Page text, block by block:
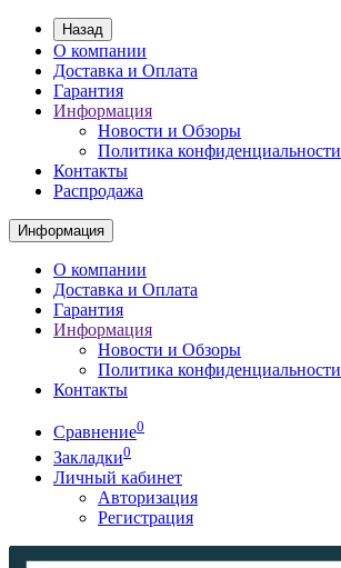
Назад
О компании
Доставка и Оплата
Гарантия
Информация
Новости и Обзоры
Политика конфиденциальности
Контакты
Распродажа
Информация
О компании
Доставка и Оплата
Гарантия
Информация
Новости и Обзоры
Политика конфиденциальности
Контакты
Сравнение0
Закладки0
Личный кабинет
Авторизация
Регистрация